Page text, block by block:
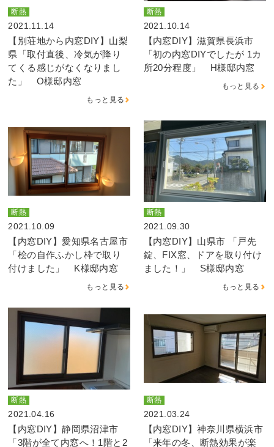
断熱
2021.11.14
【別荘地から内窓DIY】山梨
県「取付直後、冷気が降り
てくる感じがなくなりまし
た」 O様邸内窓
もっと見る
断熱
2021.10.14
【内窓DIY】滋賀県長浜市
「初の内窓DIYでしたが 1カ
所20分程度」 H様邸内窓
もっと見る
断熱
2021.10.09
【内窓DIY】愛知県名古屋市
「桧の自作ふかし枠で取り
付けました」 K様邸内窓
もっと見る
断熱
2021.09.30
【内窓DIY】山県市 「戸先
錠、FIX窓、ドアを取り付け
ました！」 S様邸内窓
もっと見る
断熱
2021.04.16
【内窓DIY】静岡県沼津市
「3階が全て内窓へ！1階と2
断熱
2021.03.24
【内窓DIY】神奈川県横浜市
「来年の冬、断熱効果が楽